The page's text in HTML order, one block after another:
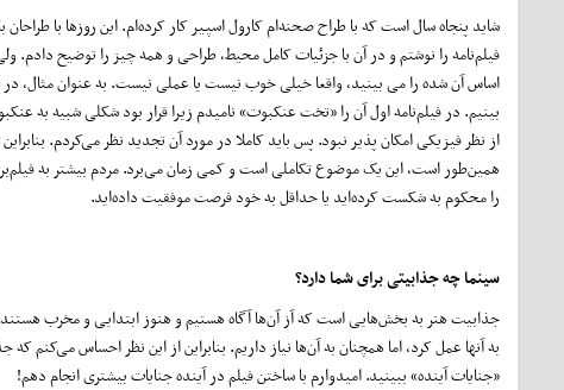
شاید پنجاه سال است که با طراح صحنه‌ام کارول اسپیر کار کرده‌ام. این روزها با
فیلم‌نامه را نوشتم و در آن با جزئیات کامل محیط، طراحی و همه چیز را توضیح دادم.
اساس آن شده را می بینید، واقعا خیلی خوب نیست یا عملی نیست. به عنوان مثال،
بینیم. در فیلم‌نامه اول آن را «تخت عنکبوت» نامیدم زیرا قرار بود شکلی شبیه به
از نظر فیزیکی امکان پذیر نبود. پس باید کاملا در مورد آن تجدید نظر می‌کردم.
همین‌طور است، این یک موضوع تکاملی است و کمی زمان می‌برد. مردم بیشتر به
را محکوم به شکست کرده‌اید یا حداقل به خود فرصت موفقیت داده‌اید.
سینما چه جذابیتی برای شما دارد؟
جذابیت هنر به بخش‌هایی است که آز آن‌ها آگاه هستیم و هنوز ابتدایی و مخرب
به آنها عمل کرد، اما همچنان به آن‌ها نیاز داریم. بنابراین از این نظر احساس
«جنایات آینده» ببینید. امیدوارم با ساختن فیلم در آینده جنایات بیشتری انجام دهم!